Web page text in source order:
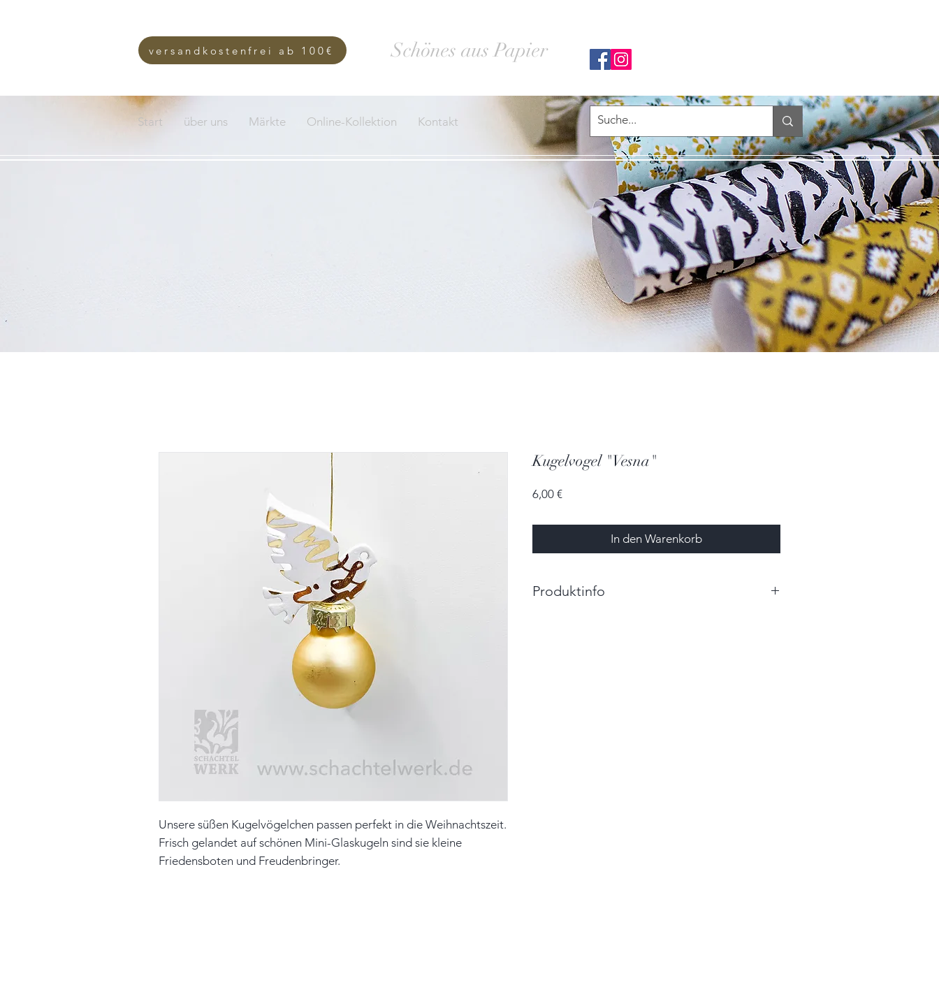
Schönes aus Papier
Start über uns Märkte Online-Kollektion Kontakt
versandkostenfrei ab 100€
Unsere süßen Kugelvögelchen passen perfekt in die Weihnachtszeit.
Frisch gelandet auf schönen Mini-Glaskugeln sind sie kleine
Friedensboten und Freudenbringer.
Kugelvogel "Vesna"
6,00 €Preis
In den Warenkorb
Produktinfo